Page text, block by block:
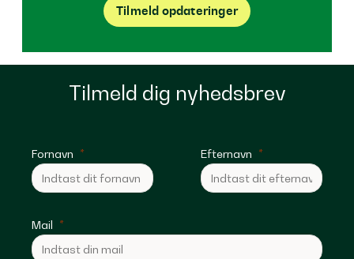
Tilmeld opdateringer
Tilmeld dig nyhedsbrev
Fornavn Efternavn
Mail